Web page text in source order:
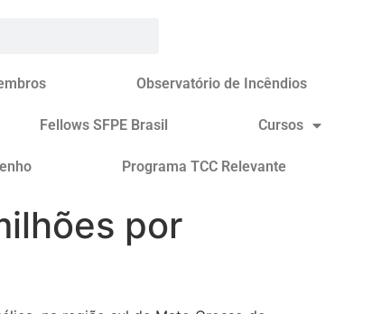
Observatório de Incêndios
Fellows SFPE Brasil Cursos
Programa TCC Relevante
por